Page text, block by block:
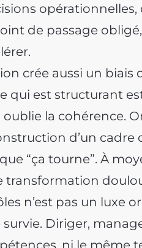
de passage
crée aussi un biais
qui est structurant
la cohérence.
d’un
“ça tourne”. À
transformation
n’est pas un luxe
Diriger,
ni le même